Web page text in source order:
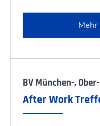
Mehr
BV München-,
After Work